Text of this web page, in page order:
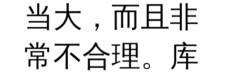
当大，而且非
常不合理。库